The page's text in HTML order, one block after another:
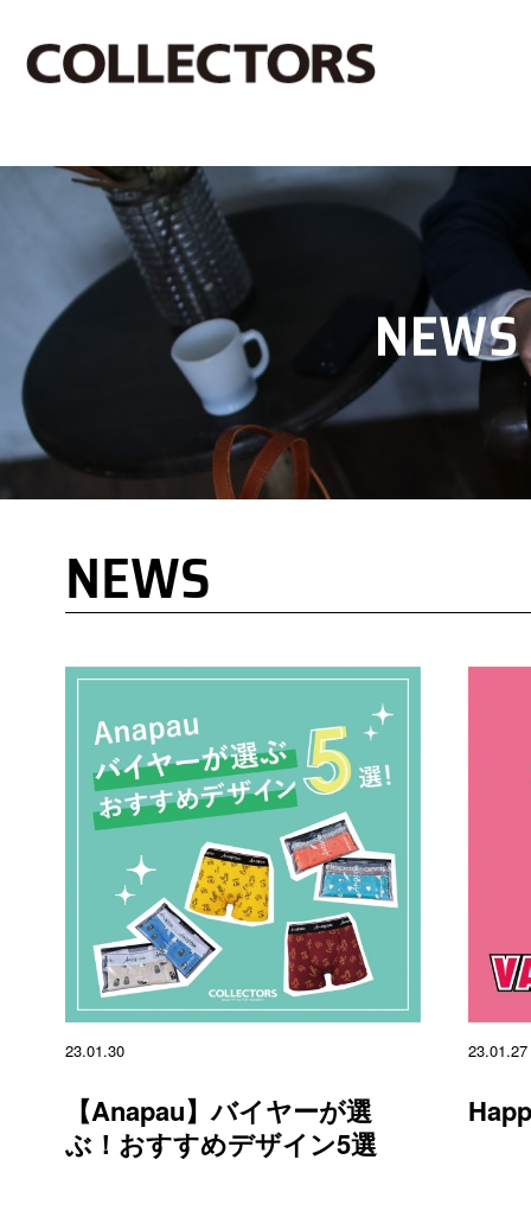
NEWS
23.01.30
【Anapau】バイヤーが選
ぶ！おすすめデザイン5選
23.01.27